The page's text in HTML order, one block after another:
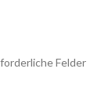
Felder